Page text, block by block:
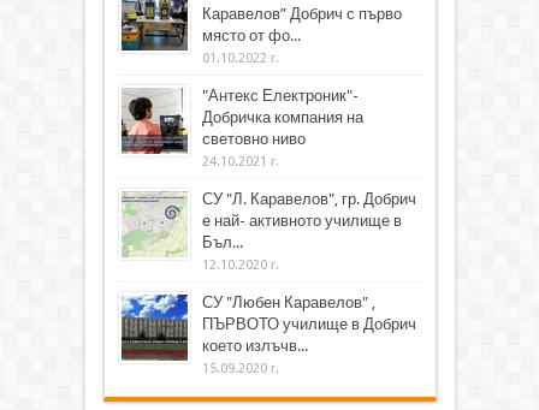
Каравелов” Добрич с първо
място от фо...
01.10.2022 г.
"Антекс Електроник"-
Добричка компания на
световно ниво
24.10.2021 г.
СУ "Л. Каравелов", гр. Добрич
е най- активното училище в
Бъл...
12.10.2020 г.
СУ "Любен Каравелов" ,
ПЪРВОТО училище в Добрич
което излъчв...
15.09.2020 г.